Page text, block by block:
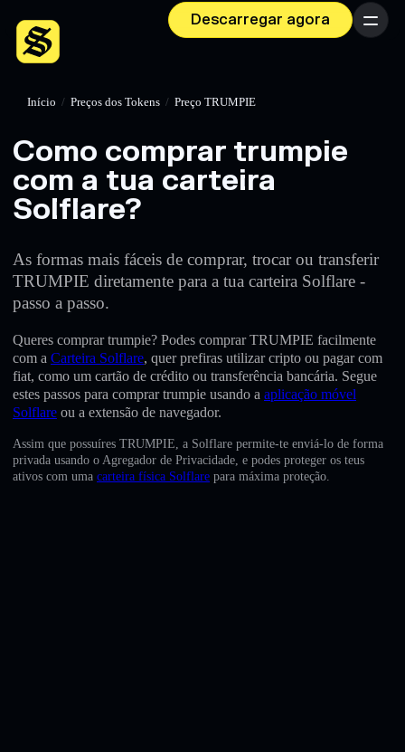
Descarregar agora Menu
English
Deutsch
Início / Preços dos Tokens / Preço TRUMPIE
Como comprar trumpie
com a tua carteira
Solflare?
As formas mais fáceis de comprar, trocar ou transferir
TRUMPIE diretamente para a tua carteira Solflare -
passo a passo.
Queres comprar trumpie? Podes comprar TRUMPIE facilmente
com a Carteira Solflare, quer prefiras utilizar cripto ou pagar com
fiat, como um cartão de crédito ou transferência bancária. Segue
estes passos para comprar trumpie usando a aplicação móvel
Solflare ou a extensão de navegador.
Assim que possuíres TRUMPIE, a Solflare permite-te enviá-lo de forma
privada usando o Agregador de Privacidade, e podes proteger os teus
ativos com uma carteira física Solflare para máxima proteção.